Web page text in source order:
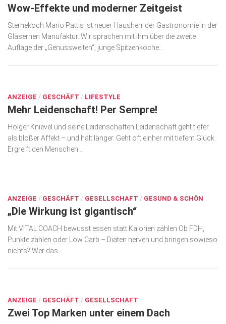
Ausflug & Reise
Podcast
Top Branchen
Wow-Effekte und moderner Zeitgeist
Sternekoch Mario Pattis ist neuer Hausherr der Gastronomie in der
Gläsernen Manufaktur. Wir sprachen mit ihm über die zweite
Auflage der „Genusswelten“, junge Spitzenköche...
ANZEIGE / GESCHÄFT / LIFESTYLE
Mehr Leidenschaft! Per Sempre!
Holger Knievel und seine Leidenschaften Leidenschaft geht tiefer
als bloßer Affekt – und hält länger. Geht oft einher mit tiefem Glück.
Ergreift den Menschen...
ANZEIGE / GESCHÄFT / GESELLSCHAFT / GESUND & SCHÖN
„Die Wirkung ist gigantisch“
Mit VITAL COACH bewusst essen statt Kalorien zählen Ob FDH,
Punkte zählen oder Low Carb – Diäten nerven und bringen sowieso
nichts? Wer das...
ANZEIGE / GESCHÄFT / GESELLSCHAFT
Zwei Top Marken unter einem Dach